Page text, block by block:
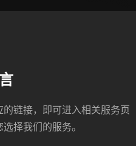
的链接，即可进入相关服务页
择我们的服务。